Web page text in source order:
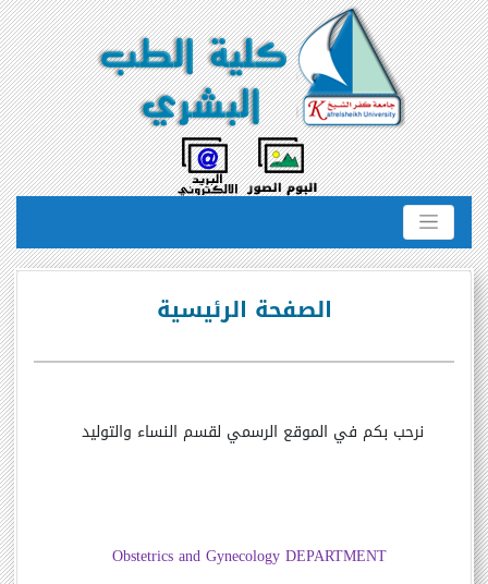
الصفحة الرئيسية
نرحب بكم في الموقع الرسمي لقسم النساء والتوليد
Obstetrics and Gynecology DEPARTMENT